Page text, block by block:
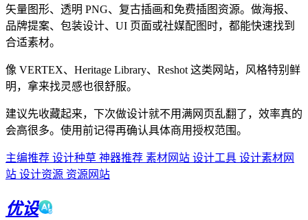
矢量图形、透明 PNG、复古插画和免费插图资源。做海报、
品牌提案、包装设计、UI 页面或社媒配图时，都能快速找到
合适素材。
像 VERTEX、Heritage Library、Reshot 这类网站，风格特别鲜
明，拿来找灵感也很舒服。
建议先收藏起来，下次做设计就不用满网页乱翻了，效率真的
会高很多。使用前记得再确认具体商用授权范围。
主编推荐 设计种草 神器推荐 素材网站 设计工具 设计素材网
站 设计资源 资源网站
优设